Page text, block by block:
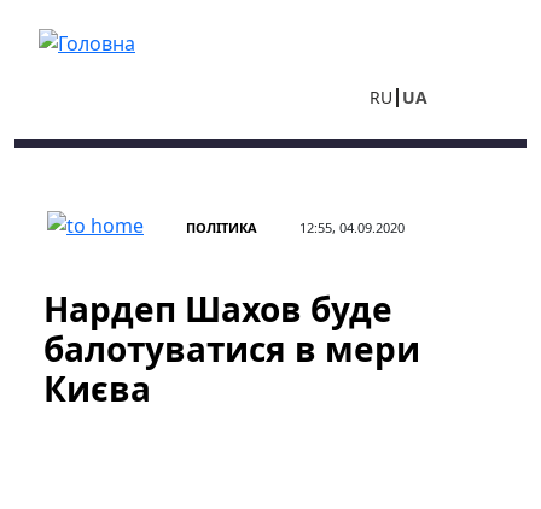
RU UA
ПОЛІТИКА 12:55, 04.09.2020
Нардеп Шахов буде
балотуватися в мери
Києва